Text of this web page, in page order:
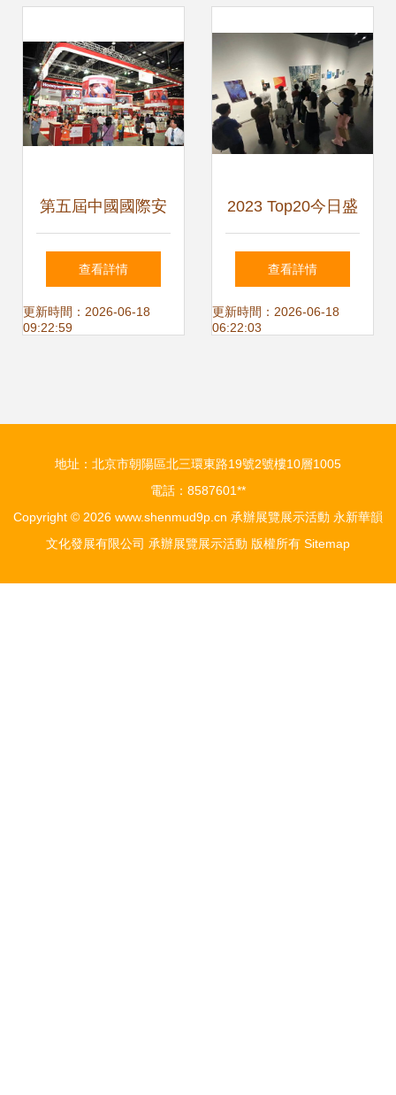
第五屆中國國際安
全生產及職業健康
展覽會在京開幕
查看詳情
更新時間：2026-06-18
09:22:59
2023 Top20今日盛
大開幕 展覽與研討
共融，智啟未來新
查看詳情
更新時間：2026-06-18
06:22:03
地址：北京市朝陽區北三環東路19號2號樓10層1005
電話：8587601**
Copyright © 2026 www.shenmud9p.cn 承辦展覽展示活動 永新華韻
文化發展有限公司 承辦展覽展示活動 版權所有 Sitemap